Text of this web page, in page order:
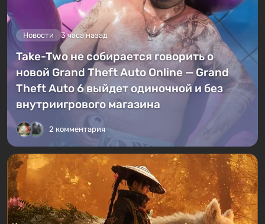
Новости 3 часа назад
Take-Two не собирается говорить о
новой Grand Theft Auto Online — Grand
Theft Auto 6 выйдет одиночной и без
внутриигрового магазина
2 комментария